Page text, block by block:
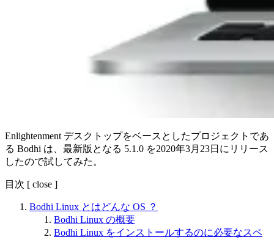
Enlightenment デスクトップをベースとしたプロジェクトであ
る Bodhi は、最新版となる 5.1.0 を2020年3月23日にリリース
したので試してみた。
目次 [ close ]
Bodhi Linux とはどんな OS ？
Bodhi Linux の概要
Bodhi Linux をインストールするのに必要なスペ